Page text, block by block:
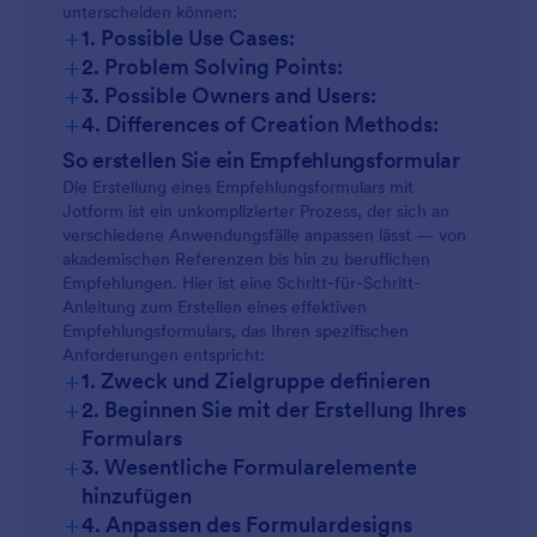
unterscheiden können:
+1. Possible Use Cases:
+2. Problem Solving Points:
+3. Possible Owners and Users:
+4. Differences of Creation Methods:
So erstellen Sie ein Empfehlungsformular
Die Erstellung eines Empfehlungsformulars mit
Jotform ist ein unkomplizierter Prozess, der sich an
verschiedene Anwendungsfälle anpassen lässt — von
akademischen Referenzen bis hin zu beruflichen
Empfehlungen. Hier ist eine Schritt-für-Schritt-
Anleitung zum Erstellen eines effektiven
Empfehlungsformulars, das Ihren spezifischen
Anforderungen entspricht:
+1. Zweck und Zielgruppe definieren
+2. Beginnen Sie mit der Erstellung Ihres
Formulars
+3. Wesentliche Formularelemente
hinzufügen
+4. Anpassen des Formulardesigns